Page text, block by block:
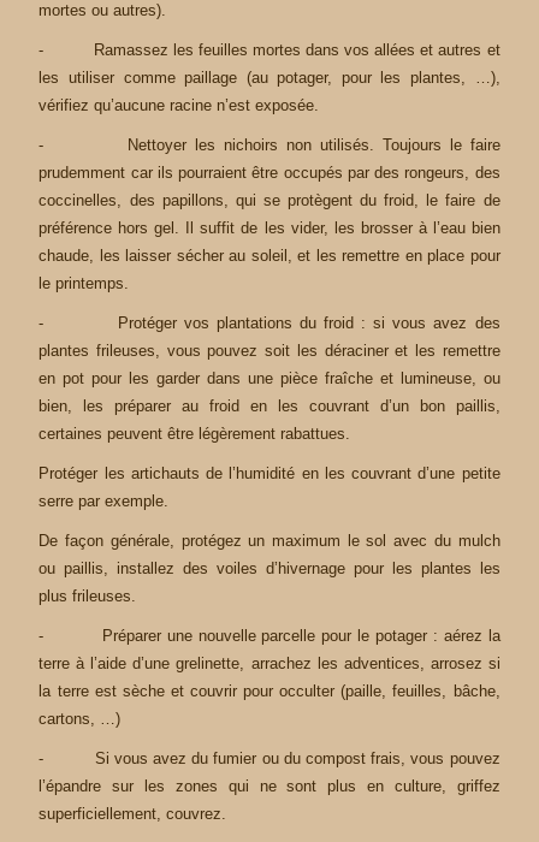
mortes ou autres).
- Ramassez les feuilles mortes dans vos allées et autres et
les utiliser comme paillage (au potager, pour les plantes, …),
vérifiez qu’aucune racine n’est exposée.
- Nettoyer les nichoirs non utilisés. Toujours le faire
prudemment car ils pourraient être occupés par des rongeurs, des
coccinelles, des papillons, qui se protègent du froid, le faire de
préférence hors gel. Il suffit de les vider, les brosser à l’eau bien
chaude, les laisser sécher au soleil, et les remettre en place pour
le printemps.
- Protéger vos plantations du froid : si vous avez des
plantes frileuses, vous pouvez soit les déraciner et les remettre
en pot pour les garder dans une pièce fraîche et lumineuse, ou
bien, les préparer au froid en les couvrant d’un bon paillis,
certaines peuvent être légèrement rabattues.
Protéger les artichauts de l’humidité en les couvrant d’une petite
serre par exemple.
De façon générale, protégez un maximum le sol avec du mulch
ou paillis, installez des voiles d’hivernage pour les plantes les
plus frileuses.
- Préparer une nouvelle parcelle pour le potager : aérez la
terre à l’aide d’une grelinette, arrachez les adventices, arrosez si
la terre est sèche et couvrir pour occulter (paille, feuilles, bâche,
cartons, …)
- Si vous avez du fumier ou du compost frais, vous pouvez
l’épandre sur les zones qui ne sont plus en culture, griffez
superficiellement, couvrez.